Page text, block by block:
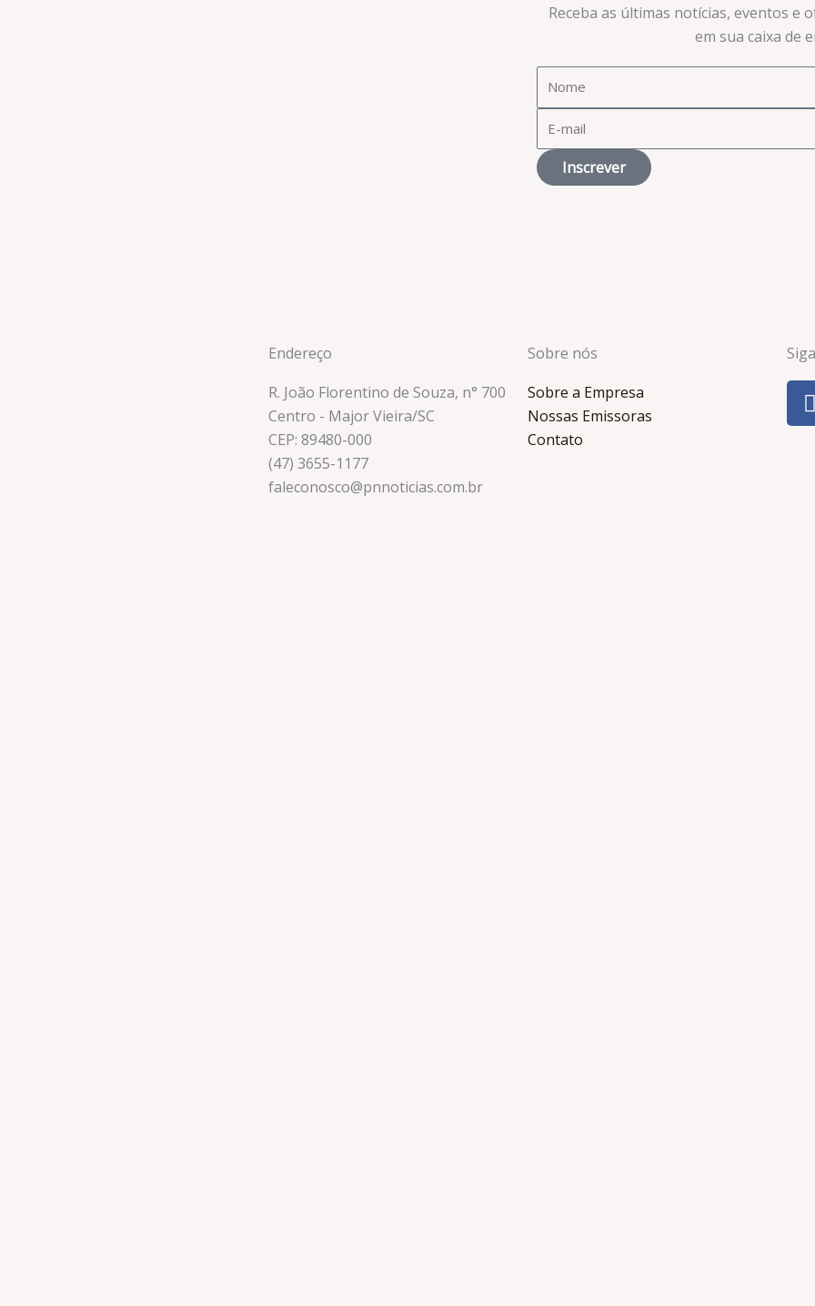
Receba as últimas notícias, eventos e
em sua caixa de
Inscrever
Endereço
R. João Florentino de Souza, n° 700
Centro - Major Vieira/SC
CEP: 89480-000
(47) 3655-1177
faleconosco@pnnoticias.com.br
Sobre nós
Sobre a Empresa
Nossas Emissoras
Contato
a